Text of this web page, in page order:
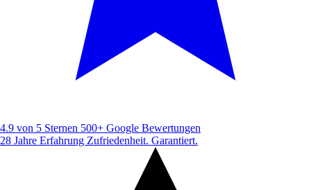
4.9 von 5 Sternen 500+ Google Bewertungen
28 Jahre Erfahrung Zufriedenheit. Garantiert.